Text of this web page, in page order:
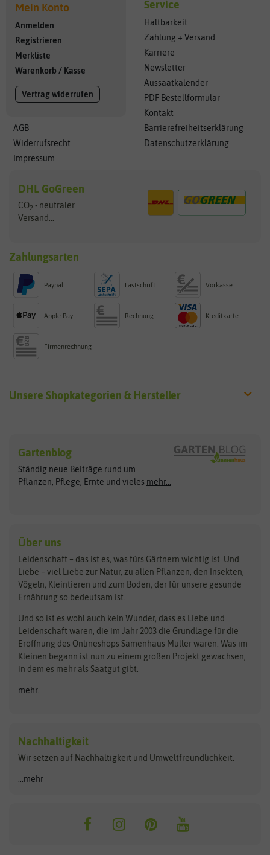
Mein Konto
Anmelden
Registrieren
Merkliste
Warenkorb / Kasse
Vertrag widerrufen
AGB
Widerrufsrecht
Impressum
Service
Haltbarkeit
Zahlung + Versand
Karriere
Newsletter
Aussaatkalender
PDF Bestellformular
Kontakt
Barrierefreiheitserklärung
Datenschutzerklärung
DHL GoGreen
CO2 - neutraler
Versand...
Zahlungsarten
Paypal Lastschrift Vorkasse
Apple Pay Rechnung Kreditkarte
Firmenrechnung
Unsere Shopkategorien & Hersteller
Exotische Samen
Gemüsesamen
Gründünger
Kräutersamen
Obstsamen
Pilzbrut
Rasensamen
Steckzwiebeln
Zimmer & Kübelpflanzen
Kataloge
Schnäppchen
Anzucht & Gartenzubehör
Anzuchtschalen
Heizmatte & Heizkabel
Kokos-Quelltabletten
Zimmergewächshaus
Arche Noah
ASB Greenworld
Benary
Bingenheimer Saatgut
Bionana
BIOWOL
Blumicorn
Bûten Birds
Carl Pabst
Clever Pots
COMPO
Dürr-Samen
Feldsaaten Freudenberger
Fertil
Flora Elite
Florissa
Flortis
Franchi Sementi
Hortitops
JUB Holland
Gartenblog
Ständig neue Beiträge rund um
Pflanzen, Pflege, Ernte und vieles mehr...
Über uns
Leidenschaft – das ist es, was fürs Gärtnern wichtig ist. Und
Liebe – viel Liebe zur Natur, zu allen Pflanzen, den Insekten,
Vögeln, Kleintieren und zum Boden, der für unsere gesunde
Ernährung so bedeutsam ist.
Und so ist es wohl auch kein Wunder, dass es Liebe und
Leidenschaft waren, die im Jahr 2003 die Grundlage für die
Eröffnung des Onlineshops Samenhaus Müller waren. Was im
Kleinen begann ist nun zu einem großen Projekt gewachsen,
in dem es mehr als Saatgut gibt.
mehr...
Nachhaltigkeit
Wir setzen auf Nachhaltigkeit und Umweltfreundlichkeit.
...mehr